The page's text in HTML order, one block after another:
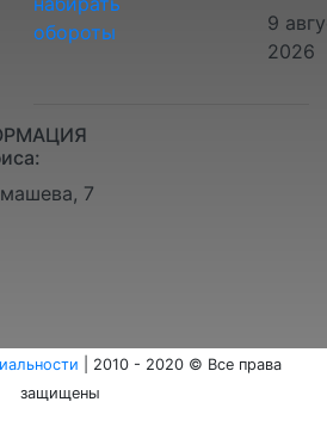
9
2026
7
| 2010 - 2020 © Все права
защищены